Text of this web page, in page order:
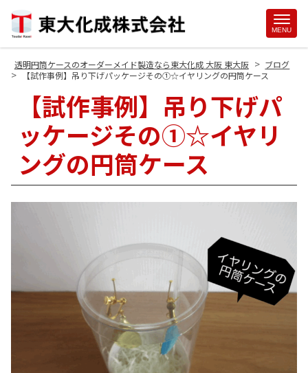
MENU
透明円筒ケースのオーダーメイド製造なら東大化成 大阪 東大阪 > ブログ
> 【試作事例】吊り下げパッケージその①☆イヤリングの円筒ケース
【試作事例】吊り下げパ
ッケージその①☆イヤリ
ングの円筒ケース
Site
Footer